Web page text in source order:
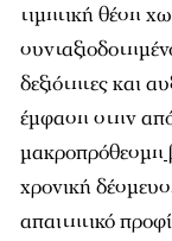
τιμητική θέση
δεξιότητες και
έμφαση στην
μακροπρόθεσμη
χρονική
απαιτητικό